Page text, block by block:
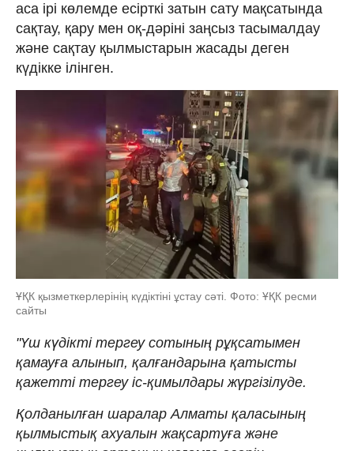
аса ірі көлемде есірткі затын сату мақсатында
сақтау, қару мен оқ-дәріні заңсыз тасымалдау
және сақтау қылмыстарын жасады деген
күдікке ілінген.
ҰҚК қызметкерлерінің күдіктіні ұстау сәті. Фото: ҰҚК ресми
сайты
"Үш күдікті тергеу сотының рұқсатымен
қамауға алынып, қалғандарына қатысты
қажетті тергеу іс-қимылдары жүргізілуде.
Қолданылған шаралар Алматы қаласының
қылмыстық ахуалын жақсартуға және